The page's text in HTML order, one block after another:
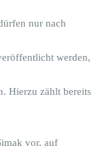
nur nach
werden,
Hierzu zählt bereits
vor, auf